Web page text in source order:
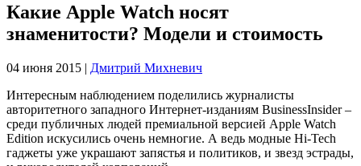
Какие Apple Watch носят
знаменитости? Модели и стоимость
04 июня 2015 | Дмитрий Михневич
Интересным наблюдением поделились журналисты
авторитетного западного Интернет-изданиям BusinessInsider –
среди публичных людей премиальной версией Apple Watch
Edition искусились очень немногие. А ведь модные Hi-Tech
гаджеты уже украшают запястья и политиков, и звезд эстрады,